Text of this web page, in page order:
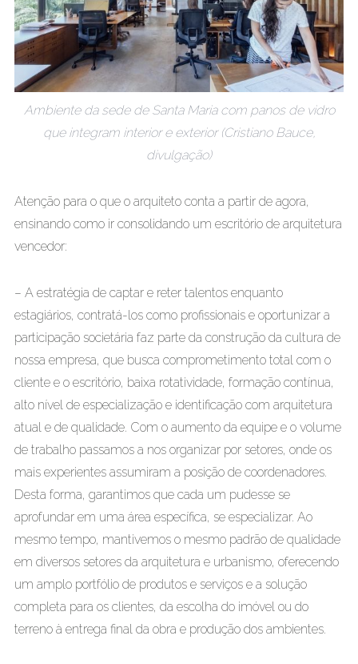
Ambiente da sede de Santa Maria com panos de vidro
que integram interior e exterior (Cristiano Bauce,
divulgação)
Atenção para o que o arquiteto conta a partir de agora,
ensinando como ir consolidando um escritório de arquitetura
vencedor:
– A estratégia de captar e reter talentos enquanto
estagiários, contratá-los como profissionais e oportunizar a
participação societária faz parte da construção da cultura de
nossa empresa, que busca comprometimento total com o
cliente e o escritório, baixa rotatividade, formação contínua,
alto nível de especialização e identificação com arquitetura
atual e de qualidade. Com o aumento da equipe e o volume
de trabalho passamos a nos organizar por setores, onde os
mais experientes assumiram a posição de coordenadores.
Desta forma, garantimos que cada um pudesse se
aprofundar em uma área específica, se especializar. Ao
mesmo tempo, mantivemos o mesmo padrão de qualidade
em diversos setores da arquitetura e urbanismo, oferecendo
um amplo portfólio de produtos e serviços e a solução
completa para os clientes, da escolha do imóvel ou do
terreno à entrega final da obra e produção dos ambientes.